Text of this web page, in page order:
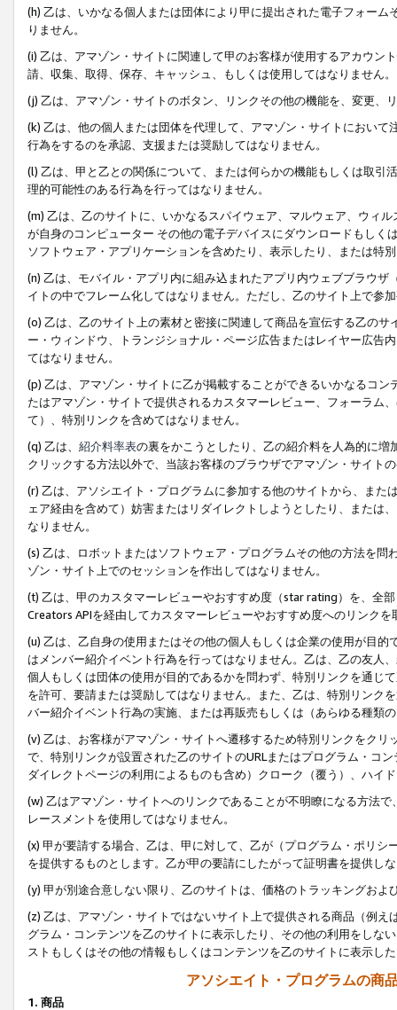
(h) 乙は、いかなる個人または団体により甲に提出された電子フォー
りません。
(i) 乙は、アマゾン・サイトに関連して甲のお客様が使用するアカウン
請、収集、取得、保存、キャッシュ、もしくは使用してはなりません。
(j) 乙は、アマゾン・サイトのボタン、リンクその他の機能を、変更、
(k) 乙は、他の個人または団体を代理して、アマゾン・サイトにおい
行為をするのを承認、支援または奨励してはなりません。
(l) 乙は、甲と乙との関係について、または何らかの機能もしくは取
理的可能性のある行為を行ってはなりません。
(m) 乙は、乙のサイトに、いかなるスパイウェア、マルウェア、ウィ
が自身のコンピューター その他の電子デバイスにダウンロードもし
ソフトウェア・アプリケーションを含めたり、表示したり、または特
(n) 乙は、モバイル・アプリ内に組み込まれたアプリ内ウェブブラウ
イトの中でフレーム化してはなりません。ただし、乙のサイト上で参
(o) 乙は、乙のサイト上の素材と密接に関連して商品を宣伝する乙の
ー・ウィンドウ、トランジショナル・ページ広告またはレイヤー広告
てはなりません。
(p) 乙は、アマゾン・サイトに乙が掲載することができるいかなるコ
たはアマゾン・サイトで提供されるカスタマーレビュー、フォーラム
て）、特別リンクを含めてはなりません。
(q) 乙は、 紹介料率表の裏をかこうとしたり、乙の紹介料を人為的に
クリックする方法以外で、当該お客様のブラウザでアマゾン・サイト
(r) 乙は、アソシエイト・プログラムに参加する他のサイトから、ま
ェア経由を含めて）妨害またはリダイレクトしようとしたり、または
なりません。
(s) 乙は、ロボットまたはソフトウェア・プログラムその他の方法を
ゾン・サイト上でのセッションを作出してはなりません。
(t) 乙は、甲のカスタマーレビューやおすすめ度（star rating）を、全
Creators APIを経由してカスタマーレビューやおすすめ度へのリンクを
(u) 乙は、乙自身の使用またはその他の個人もしくは企業の使用が目
はメンバー紹介イベント行為を行ってはなりません。乙は、乙の友人
個人もしくは団体の使用が目的であるかを問わず、特別リンクを通じ
を許可、要請または奨励してはなりません。また、乙は、特別リンク
バー紹介イベント行為の実施、または再販売もしくは（あらゆる種類
(v) 乙は、お客様がアマゾン・サイトへ遷移するため特別リンクをク
で、特別リンクが設置された乙のサイトのURLまたはプログラム・コ
ダイレクトページの利用によるものも含め）クローク（覆う）、ハイ
(w) 乙はアマゾン・サイトへのリンクであることが不明瞭になる方法
レースメントを使用してはなりません。
(x) 甲が要請する場合、乙は、甲に対して、乙が（プログラム・ポリ
を提供するものとします。乙が甲の要請にしたがって証明書を提供し
(y) 甲が別途合意しない限り、乙のサイトは、価格のトラッキングお
(z) 乙は、アマゾン・サイトではないサイト上で提供される商品（例
グラム・コンテンツを乙のサイトに表示したり、その他の利用をしな
ストもしくはその他の情報もしくはコンテンツを乙のサイトに表示し
アソシエイト・プログラムの商
1. 商品